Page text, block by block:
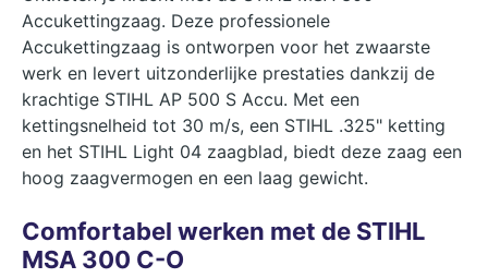
Accukettingzaag. Deze professionele
Accukettingzaag is ontworpen voor het zwaarste
werk en levert uitzonderlijke prestaties dankzij de
krachtige STIHL AP 500 S Accu. Met een
kettingsnelheid tot 30 m/s, een STIHL .325" ketting
en het STIHL Light 04 zaagblad, biedt deze zaag een
hoog zaagvermogen en een laag gewicht.
Comfortabel werken met de STIHL
MSA 300 C-O